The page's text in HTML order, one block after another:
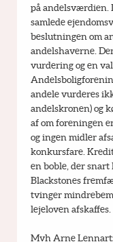
på andelsværdien.
samlede
beslutningen om
andelshaverne.
vurdering og en
andele vurderes
andelskronen) og
af om foreningen
og ingen midler
konkursfare.
en boble, der snart
Blackstones
tvinger
lejeloven afskaffes.
Mvh Arne